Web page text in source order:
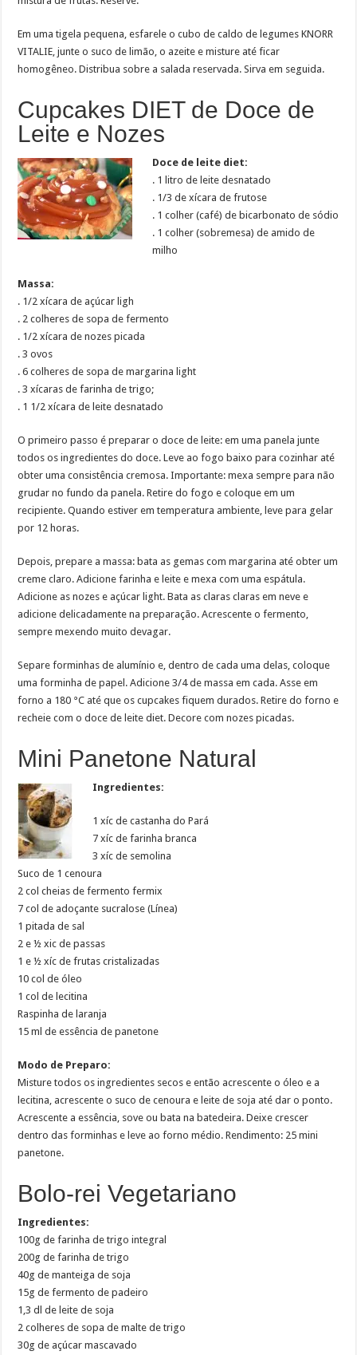
Em uma tigela pequena, esfarele o cubo de caldo de legumes KNORR
VITALIE, junte o suco de limão, o azeite e misture até ficar
homogêneo. Distribua sobre a salada reservada. Sirva em seguida.
Cupcakes DIET de Doce de
Leite e Nozes
Doce de leite diet:
. 1 litro de leite desnatado
. 1/3 de xícara de frutose
. 1 colher (café) de bicarbonato de sódio
. 1 colher (sobremesa) de amido de
milho
Massa:
. 1/2 xícara de açúcar ligh
. 2 colheres de sopa de fermento
. 1/2 xícara de nozes picada
. 3 ovos
. 6 colheres de sopa de margarina light
. 3 xícaras de farinha de trigo;
. 1 1/2 xícara de leite desnatado
O primeiro passo é preparar o doce de leite: em uma panela junte
todos os ingredientes do doce. Leve ao fogo baixo para cozinhar até
obter uma consistência cremosa. Importante: mexa sempre para não
grudar no fundo da panela. Retire do fogo e coloque em um
recipiente. Quando estiver em temperatura ambiente, leve para gelar
por 12 horas.
Depois, prepare a massa: bata as gemas com margarina até obter um
creme claro. Adicione farinha e leite e mexa com uma espátula.
Adicione as nozes e açúcar light. Bata as claras claras em neve e
adicione delicadamente na preparação. Acrescente o fermento,
sempre mexendo muito devagar.
Separe forminhas de alumínio e, dentro de cada uma delas, coloque
uma forminha de papel. Adicione 3/4 de massa em cada. Asse em
forno a 180 °C até que os cupcakes fiquem durados. Retire do forno e
recheie com o doce de leite diet. Decore com nozes picadas.
Mini Panetone Natural
Ingredientes:
1 xíc de castanha do Pará
7 xíc de farinha branca
3 xíc de semolina
Suco de 1 cenoura
2 col cheias de fermento fermix
7 col de adoçante sucralose (Línea)
1 pitada de sal
2 e ½ xic de passas
1 e ½ xíc de frutas cristalizadas
10 col de óleo
1 col de lecitina
Raspinha de laranja
15 ml de essência de panetone
Modo de Preparo:
Misture todos os ingredientes secos e então acrescente o óleo e a
lecitina, acrescente o suco de cenoura e leite de soja até dar o ponto.
Acrescente a essência, sove ou bata na batedeira. Deixe crescer
dentro das forminhas e leve ao forno médio. Rendimento: 25 mini
panetone.
Bolo-rei Vegetariano
Ingredientes:
100g de farinha de trigo integral
200g de farinha de trigo
40g de manteiga de soja
15g de fermento de padeiro
1,3 dl de leite de soja
2 colheres de sopa de malte de trigo
30g de açúcar mascavado